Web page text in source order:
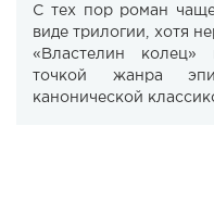
С тех пор роман
виде трилогии, хотя
«Властелин колец»
точкой жанра
канонической